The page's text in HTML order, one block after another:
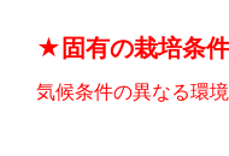
★固有の栽培条
気候条件の異なる環